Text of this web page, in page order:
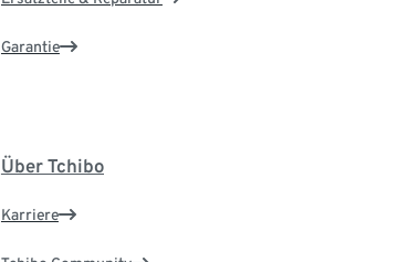
Garantie
Über Tchibo
Karriere